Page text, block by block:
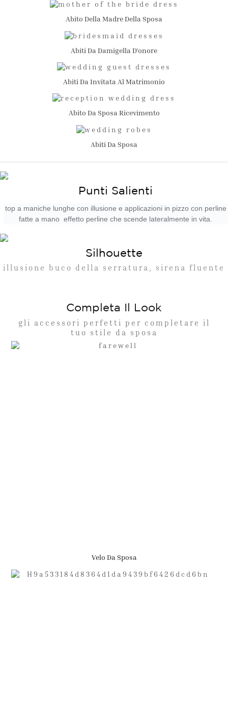
Abito Della Madre Della Sposa
Abiti Da Damigella D'onore
Abiti Da Invitata Al Matrimonio
Abito Da Sposa Ricevimento
Abiti Da Sposa
Punti Salienti
top a maniche lunghe con illusione e applicazioni in pizzo con perline
fatte a mano effetto perline che scende lateralmente in vita.
Silhouette
illusione buco della serratura, sirena fluente
Completa Il Look
gli accessori perfetti per completare il
tuo stile da sposa
Velo Da Sposa